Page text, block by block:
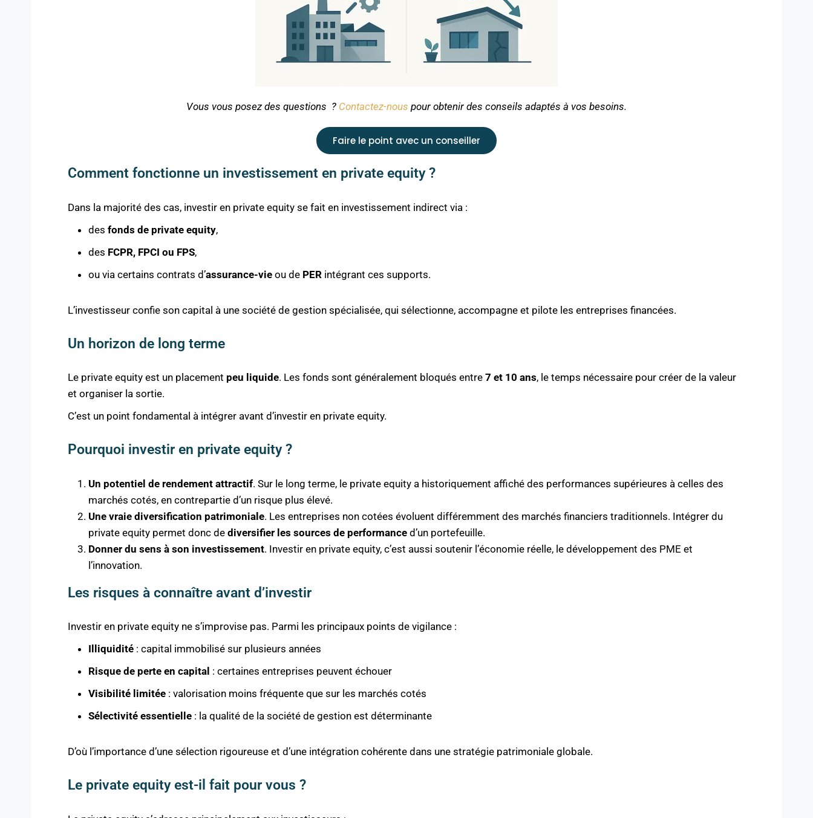
Vous vous posez des questions ? Contactez-nous pour obtenir des conseils adaptés à vos besoins.
Faire le point avec un conseiller
Comment fonctionne un investissement en private equity ?
Dans la majorité des cas, investir en private equity se fait en investissement indirect via :
des fonds de private equity,
des FCPR, FPCI ou FPS,
ou via certains contrats d’assurance-vie ou de PER intégrant ces supports.
L’investisseur confie son capital à une société de gestion spécialisée, qui sélectionne, accompagne et pilote les entreprises financées.
Un horizon de long terme
Le private equity est un placement peu liquide. Les fonds sont généralement bloqués entre 7 et 10 ans, le temps nécessaire pour créer de la valeur
et organiser la sortie.
C’est un point fondamental à intégrer avant d’investir en private equity.
Pourquoi investir en private equity ?
Un potentiel de rendement attractif. Sur le long terme, le private equity a historiquement affiché des performances supérieures à celles des
marchés cotés, en contrepartie d’un risque plus élevé.
Une vraie diversification patrimoniale. Les entreprises non cotées évoluent différemment des marchés financiers traditionnels. Intégrer du
private equity permet donc de diversifier les sources de performance d’un portefeuille.
Donner du sens à son investissement. Investir en private equity, c’est aussi soutenir l’économie réelle, le développement des PME et
l’innovation.
Les risques à connaître avant d’investir
Investir en private equity ne s’improvise pas. Parmi les principaux points de vigilance :
Illiquidité : capital immobilisé sur plusieurs années
Risque de perte en capital : certaines entreprises peuvent échouer
Visibilité limitée : valorisation moins fréquente que sur les marchés cotés
Sélectivité essentielle : la qualité de la société de gestion est déterminante
D’où l’importance d’une sélection rigoureuse et d’une intégration cohérente dans une stratégie patrimoniale globale.
Le private equity est-il fait pour vous ?